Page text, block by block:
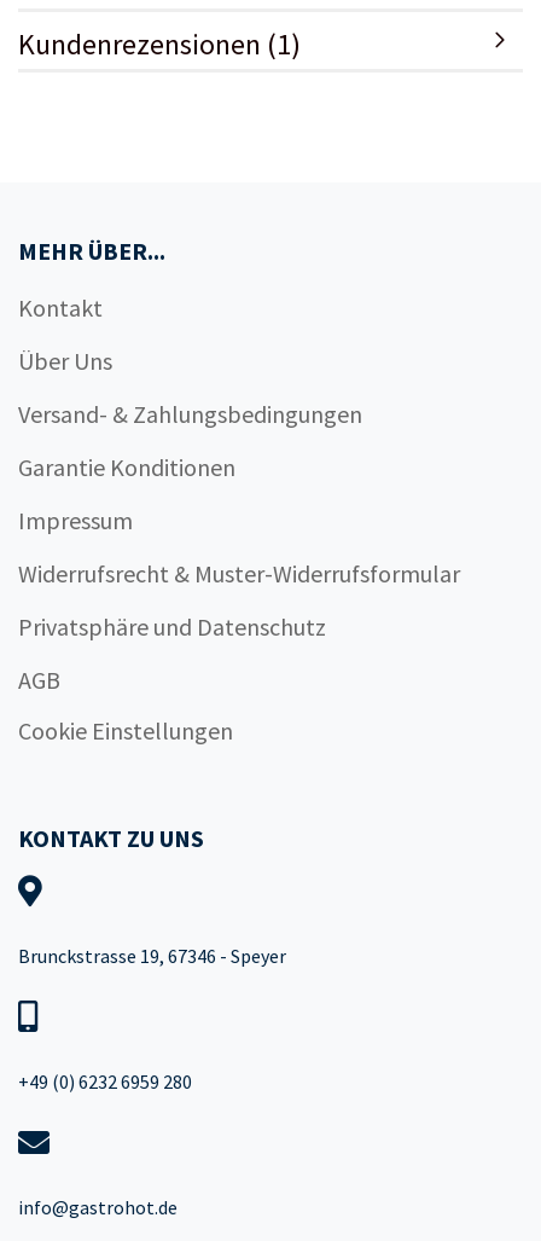
Kundenrezensionen (1)
MEHR ÜBER...
Kontakt
Über Uns
Versand- & Zahlungsbedingungen
Garantie Konditionen
Impressum
Widerrufsrecht & Muster-Widerrufsformular
Privatsphäre und Datenschutz
AGB
Cookie Einstellungen
KONTAKT ZU UNS
Brunckstrasse 19, 67346 - Speyer
+49 (0) 6232 6959 280
info@gastrohot.de